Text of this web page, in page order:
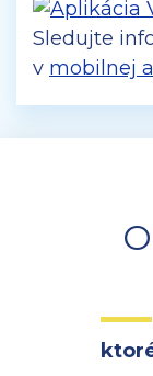
Sledujte
v mobilnej